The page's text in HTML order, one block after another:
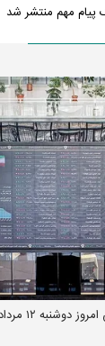
پیام مهم منتشر شد
۱۲ مرداد ماه ۱۴۰۵